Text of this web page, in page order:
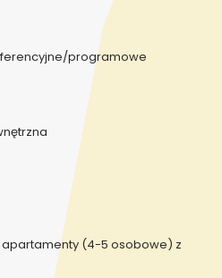
programowe
(4-5 osobowe) z